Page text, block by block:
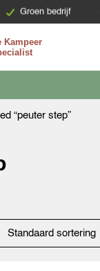
Groen bedrijf
binnen 7 werkdagen
“peuter step”